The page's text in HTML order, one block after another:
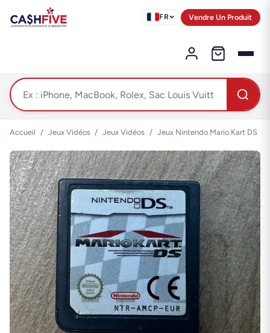
FR Vendre Un Produit
Accueil / Jeux Vidéos / Jeux Vidéos / Jeux Nintendo Mario Kart DS